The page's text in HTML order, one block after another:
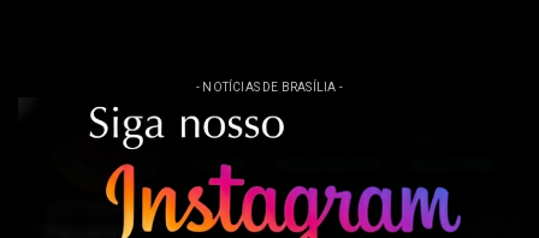
- NOTÍCIAS DE BRASÍLIA -